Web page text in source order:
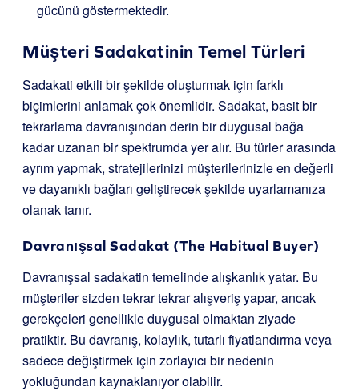
gücünü göstermektedir.
Müşteri Sadakatinin Temel Türleri
Sadakati etkili bir şekilde oluşturmak için farklı
biçimlerini anlamak çok önemlidir. Sadakat, basit bir
tekrarlama davranışından derin bir duygusal bağa
kadar uzanan bir spektrumda yer alır. Bu türler arasında
ayrım yapmak, stratejilerinizi müşterilerinizle en değerli
ve dayanıklı bağları geliştirecek şekilde uyarlamanıza
olanak tanır.
Davranışsal Sadakat (The Habitual Buyer)
Davranışsal sadakatin temelinde alışkanlık yatar. Bu
müşteriler sizden tekrar tekrar alışveriş yapar, ancak
gerekçeleri genellikle duygusal olmaktan ziyade
pratiktir. Bu davranış, kolaylık, tutarlı fiyatlandırma veya
sadece değiştirmek için zorlayıcı bir nedenin
yokluğundan kaynaklanıyor olabilir.